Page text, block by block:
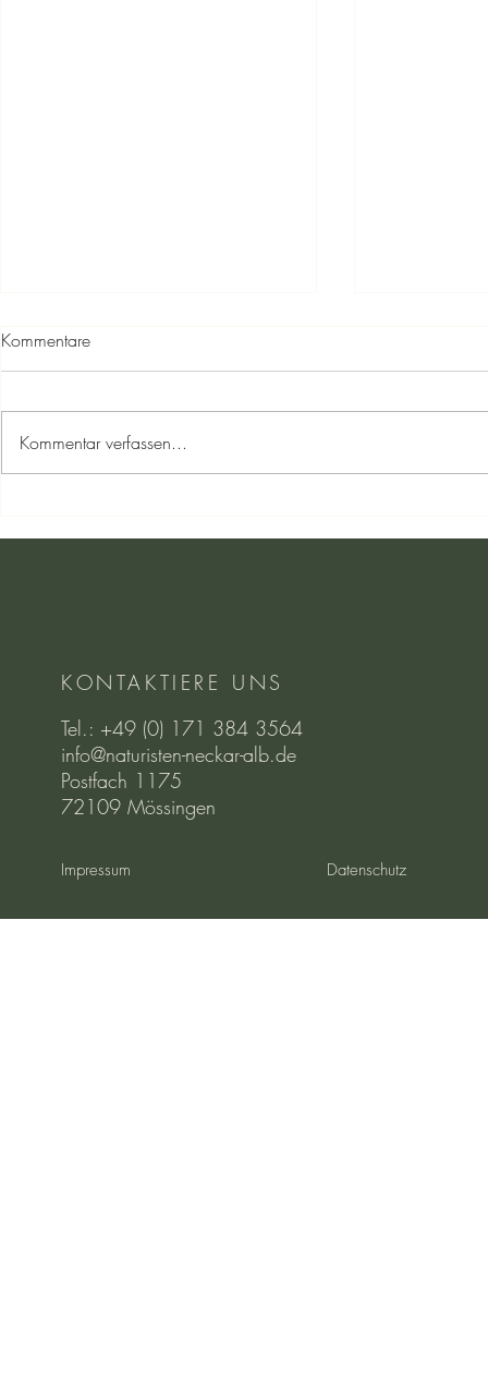
Farrenberg - Plateau voller
zum
Kommentare
Kommentar verfassen...
KONTAKTIERE UNS
Tel.: +49 (0) 171 384 3564
info@naturisten-neckar-alb.de
Postfach 1175
72109 Mössingen
Impressum Datenschutz